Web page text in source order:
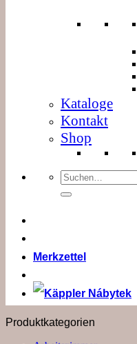
Kataloge
Kontakt
Shop
Suchen
nach:
Merkzettel
Produktkategorien